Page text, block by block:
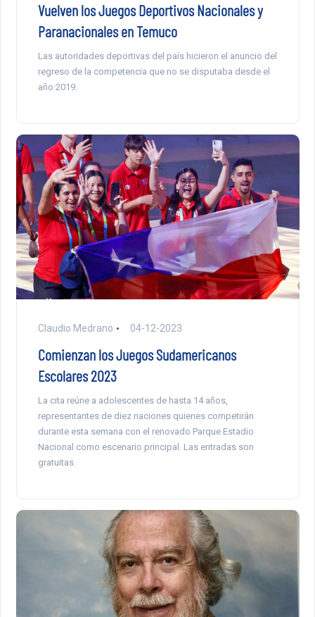
Vuelven los Juegos Deportivos Nacionales y
Paranacionales en Temuco
Las autoridades deportivas del país hicieron el anuncio del
regreso de la competencia que no se disputaba desde el
año 2019.
Claudio Medrano 04-12-2023
Comienzan los Juegos Sudamericanos
Escolares 2023
La cita reúne a adolescentes de hasta 14 años,
representantes de diez naciones quienes competirán
durante esta semana con el renovado Parque Estadio
Nacional como escenario principal. Las entradas son
gratuitas.